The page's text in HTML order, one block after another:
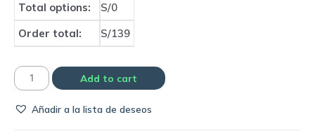
Total options:
S/0
Order total:
S/139
Camiseta
1995
Add to cart
Añadir a la lista de deseos